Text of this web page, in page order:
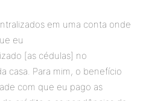
em uma conta onde
eu
[as cédulas] no
casa. Para mim, o benefício
com que eu pago as